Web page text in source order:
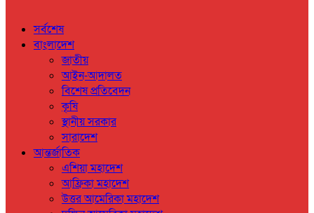
সর্বশেষ
বাংলাদেশ
জাতীয়
আইন-আদালত
বিশেষ প্রতিবেদন
কৃষি
স্থানীয় সরকার
সারাদেশ
আন্তর্জাতিক
এশিয়া মহাদেশ
আফ্রিকা মহাদেশ
উত্তর আমেরিকা মহাদেশ